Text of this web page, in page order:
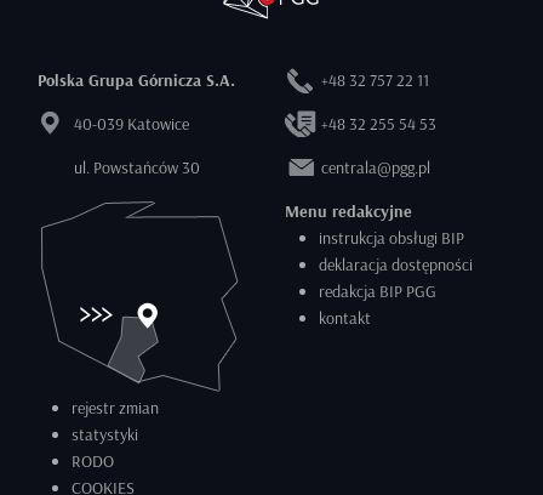
Polska Grupa Górnicza S.A.
40-039 Katowice
ul. Powstańców 30
+48 32 757 22 11
+48 32 255 54 53
centrala@pgg.pl
Menu redakcyjne
instrukcja obsługi BIP
deklaracja dostępności
redakcja BIP PGG
kontakt
rejestr zmian
statystyki
RODO
COOKIES